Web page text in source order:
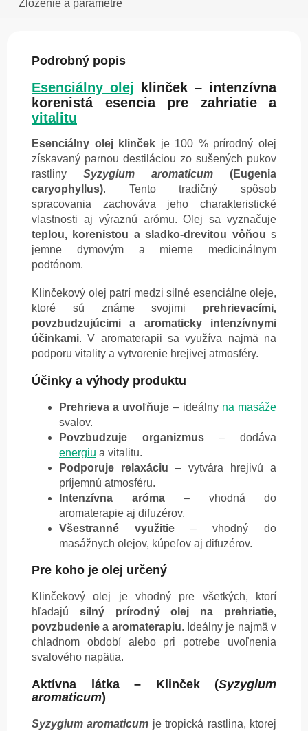
Zloženie a parametre
Podrobný popis
Esenciálny olej klinček – intenzívna
korenistá esencia pre zahriatie a
vitalitu
Esenciálny olej klinček je 100 % prírodný olej
získavaný parnou destiláciou zo sušených pukov
rastliny Syzygium aromaticum (Eugenia
caryophyllus). Tento tradičný spôsob
spracovania zachováva jeho charakteristické
vlastnosti aj výraznú arómu. Olej sa vyznačuje
teplou, korenistou a sladko-drevitou vôňou s
jemne dymovým a mierne medicinálnym
podtónom.
Klinčekový olej patrí medzi silné esenciálne oleje,
ktoré sú známe svojimi prehrievacími,
povzbudzujúcimi a aromaticky intenzívnymi
účinkami. V aromaterapii sa využíva najmä na
podporu vitality a vytvorenie hrejivej atmosféry.
Účinky a výhody produktu
Prehrieva a uvoľňuje – ideálny na masáže
svalov.
Povzbudzuje organizmus– dodáva
energiu a vitalitu.
Podporuje relaxáciu – vytvára hrejivú a
príjemnú atmosféru.
Intenzívna aróma– vhodná do
aromaterapie aj difuzérov.
Všestranné využitie – vhodný do
masážnych olejov, kúpeľov aj difuzérov.
Pre koho je olej určený
Klinčekový olej je vhodný pre všetkých, ktorí
hľadajú silný prírodný olej na prehriatie,
povzbudenie a aromaterapiu. Ideálny je najmä v
chladnom období alebo pri potrebe uvoľnenia
svalového napätia.
Aktívna látka – Klinček (Syzygium
aromaticum)
Syzygium aromaticum je tropická rastlina, ktorej